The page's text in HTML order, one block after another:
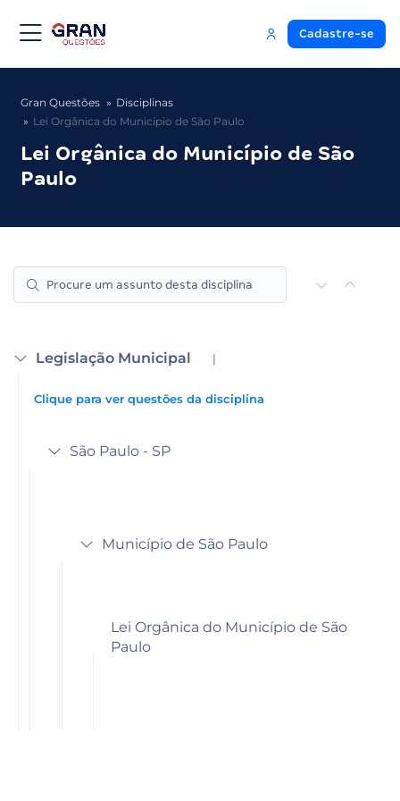
Cadastre-se
Gran Questões
Disciplinas
Lei Orgânica do Município de São Paulo
Lei Orgânica do Município de São
Paulo
Legislação Municipal |
Clique para ver questões da disciplina
São Paulo - SP
Município de São Paulo
Lei Orgânica do Município de São
Paulo